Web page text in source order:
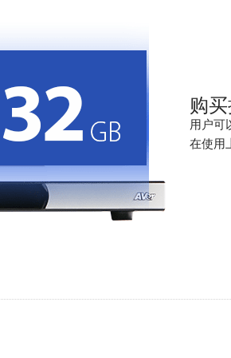
购
用户可
在使用